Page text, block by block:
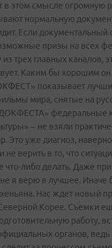
в этом смысле огромную
нормальную
Если
призы на всех
трех главных каналов,
Каким бы хорошим
показывает
мира, снятые на
федеральные
– не взяли
Это уже диагноз,
не верить в то, что
­либо делать. Даже при
я верю в лучшее. Иначе
Нас ждет новый
Корее. Съемки
работу,
органов,